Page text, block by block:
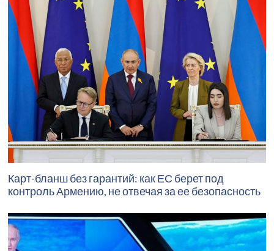
Карт-бланш без гарантий: как ЕС берет под
контроль Армению, не отвечая за ее безопасность